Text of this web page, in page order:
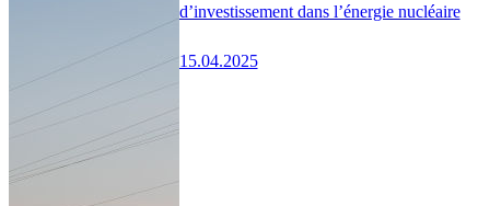
d’investissement dans l’énergie nucléaire
15.04.2025